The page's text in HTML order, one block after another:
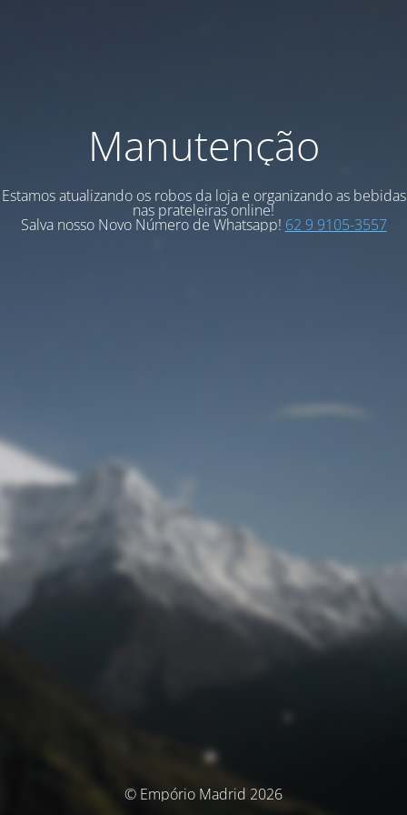
Manutenção
Estamos atualizando os robos da loja e organizando as bebidas
nas prateleiras online!
Salva nosso Novo Número de Whatsapp! 62 9 9105-3557
© Empório Madrid 2026